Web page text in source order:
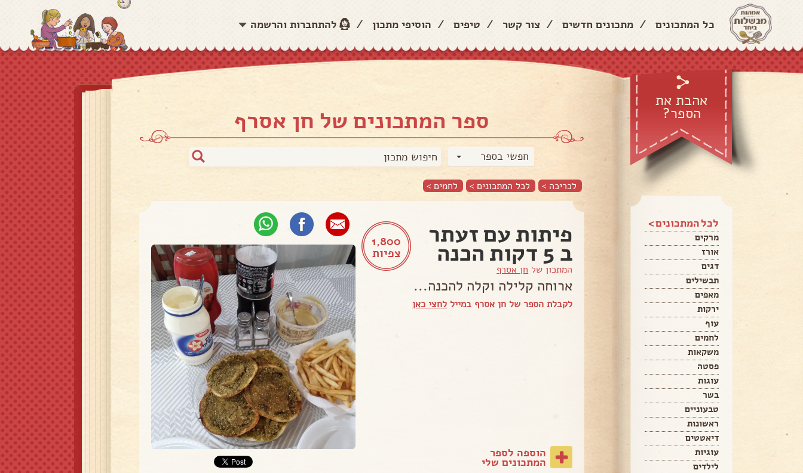
כל המתכונים / מתכונים חדשים / צור קשר / טיפים / הוסיפי מתכון / להתחברות והרשמה
אהבת את
הספר?
לכל המתכונים >
מרקים
אורז
דגים
תבשילים
מאפים
ירקות
עוף
לחמים
משקאות
פסטה
עוגות
בשר
טבעוניים
ראשונות
דיאטטים
עוגיות
לילדים
ספר המתכונים של חן אסרף
חפשי בספר
לכריכה > לכל המתכונים > לחמים >
1,800
צפיות
פיתות עם זעתר
ב 5 דקות הכנה
המתכון של חן אסרף
ארוחה קלילה וקלה להכנה...
לקבלת הספר של חן אסרף במייל לחצי כאן
הוספה לספר
המתכונים שלי